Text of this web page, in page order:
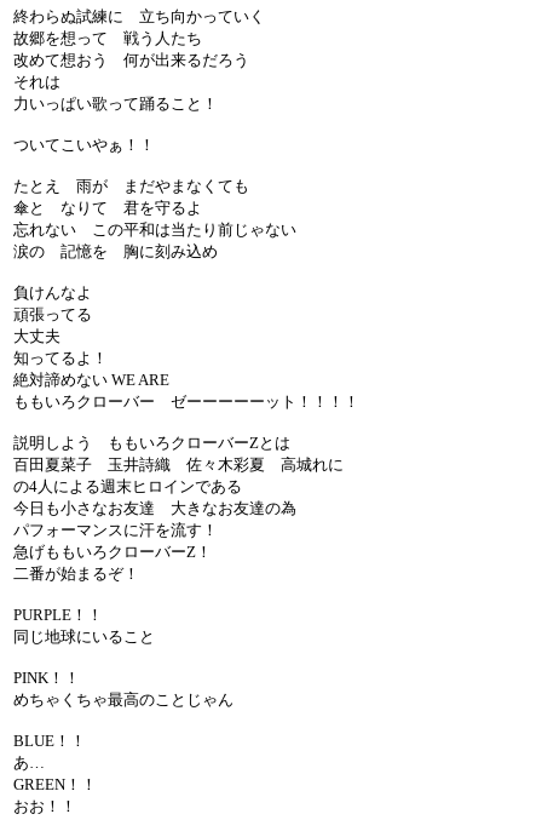
終わらぬ試練に 立ち向かっていく
故郷を想って 戦う人たち
改めて想おう 何が出来るだろう
それは
力いっぱい歌って踊ること！
ついてこいやぁ！！
たとえ 雨が まだやまなくても
傘と なりて 君を守るよ
忘れない この平和は当たり前じゃない
涙の 記憶を 胸に刻み込め
負けんなよ
頑張ってる
大丈夫
知ってるよ！
絶対諦めない WE ARE
ももいろクローバー ゼーーーーーット！！！！
説明しよう ももいろクローバーZとは
百田夏菜子 玉井詩織 佐々木彩夏 高城れに
の4人による週末ヒロインである
今日も小さなお友達 大きなお友達の為
パフォーマンスに汗を流す！
急げももいろクローバーZ！
二番が始まるぞ！
PURPLE！！
同じ地球にいること
PINK！！
めちゃくちゃ最高のことじゃん
BLUE！！
あ…
GREEN！！
おお！！